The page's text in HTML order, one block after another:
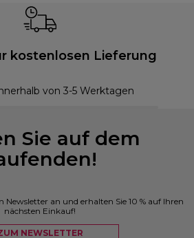
kostenlosen Lieferung
von 3-5 Werktagen
Sie auf dem
Newsletter an und erhalten Sie 10 % auf Ihren
nächsten Einkauf!
NEWSLETTER